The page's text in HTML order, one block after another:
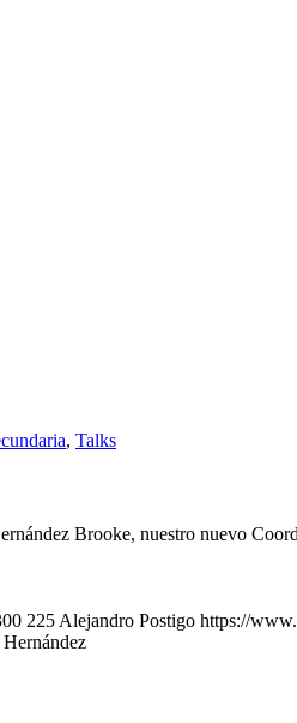
, Talks
Brooke, nuestro nuevo
225 Alejandro Postigo https://